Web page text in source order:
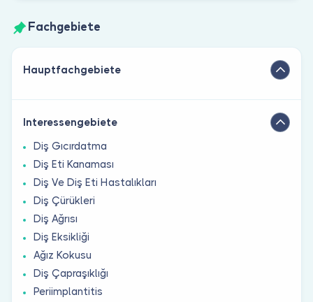
Fachgebiete
Hauptfachgebiete
Interessengebiete
Diş Gıcırdatma
Diş Eti Kanaması
Diş Ve Diş Eti Hastalıkları
Diş Çürükleri
Diş Ağrısı
Diş Eksikliği
Ağız Kokusu
Diş Çapraşıklığı
Periimplantitis